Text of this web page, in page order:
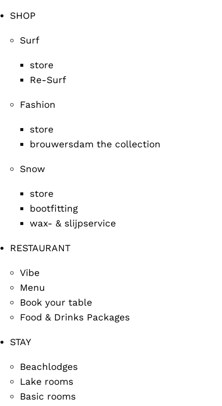
SHOP
Surf
store
Re-Surf
Fashion
store
brouwersdam the collection
Snow
store
bootfitting
wax- & slijpservice
RESTAURANT
Vibe
Menu
Book your table
Food & Drinks Packages
STAY
Beachlodges
Lake rooms
Basic rooms